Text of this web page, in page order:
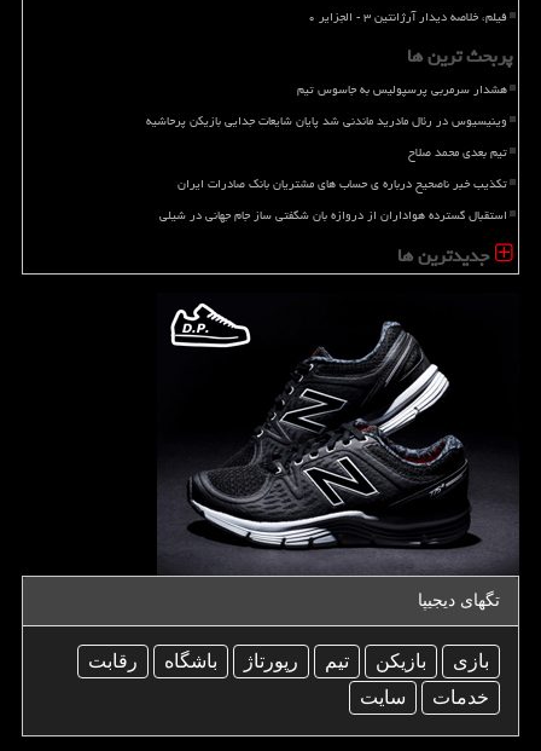
فیلم، خلاصه دیدار آرژانتین ۳ - الجزایر ۰
پربحث ترین ها
هشدار سرمربی پرسپولیس به جاسوس تیم
وینیسیوس در رئال مادرید ماندنی شد پایان شایعات جدایی بازیکن پرحاشیه
تیم بعدی محمد صلاح
تکذیب خبر ناصحیح درباره ی حساب های مشتریان بانک صادرات ایران
استقبال گسترده هواداران از دروازه بان شگفتی ساز جام جهانی در شیلی
جدیدترین ها
تگهای دیجیپا
بازی بازیكن تیم رپورتاژ باشگاه
رقابت
خدمات
سایت